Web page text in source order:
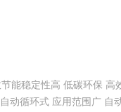
能稳定性高 低碳环保
动循环式 应用范围广 自